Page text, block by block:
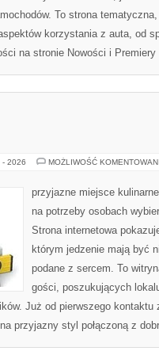
To strona
korzystania z auta, od
na stronie Nowości i
- 2026 MOŻLIWOŚĆ
przyjazne miejsce
na potrzeby osobach
Strona internetowa
którym jedzenie mają być
podane z sercem. To
gości, poszukujących
Już od pierwszego
przyjazny styl połączoną z